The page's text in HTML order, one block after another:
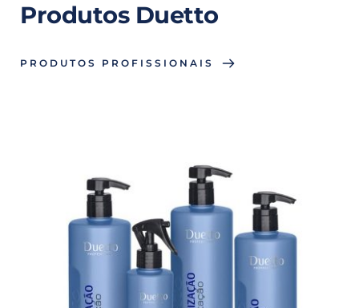
Produtos Duetto
PRODUTOS PROFISSIONAIS